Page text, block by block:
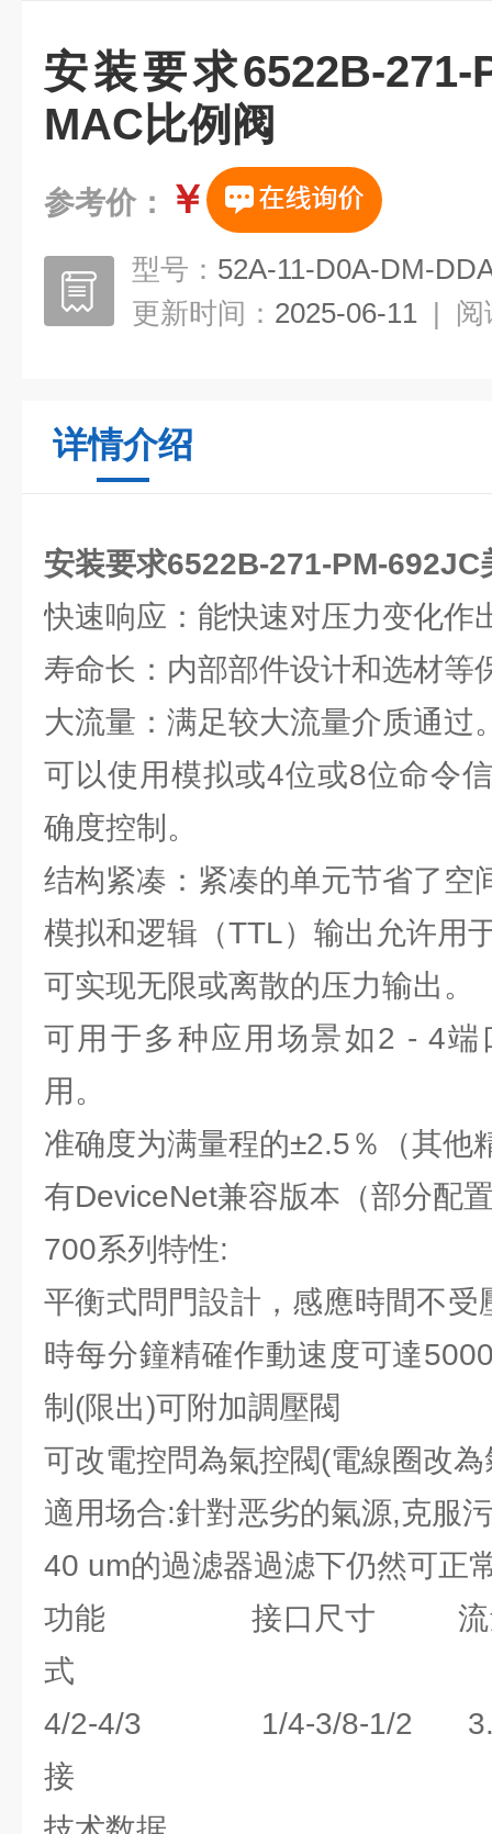
安装要求6522B-271-
MAC比例阀
参考价： ￥
型号： 52A-11-D0A-DM-
更新时间： 2025-06-11 | 阅
详情介绍
安装要求6522B-271-PM-692JC
快速响应：能快速对压力变化作
寿命长：内部部件设计和选材等
大流量：满足较大流量介质通过
可以使用模拟或4位或8位命令
确度控制。
结构紧凑：紧凑的单元节省了空
模拟和逻辑（TTL）输出允许用
可实现无限或离散的压力输出。
可用于多种应用场景如2 - 4端
用。
准确度为满量程的±2.5％（其他
有DeviceNet兼容版本（部分配
700系列特性:
平衡式問門設計，感應時間不受
時每分鐘精確作動速度可達
制(限出)可附加調壓閥
可改電控問為氣控閥(電線圈改
適用场合:針對恶劣的氣源,克服
40 um的過滤器過滤下仍然可正
功能 接口尺寸 流量
式
4/2-4/3 1/4-3/8-1/2
接